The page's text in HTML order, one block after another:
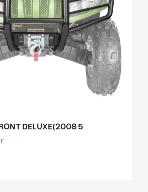
DELUXE(2008 5